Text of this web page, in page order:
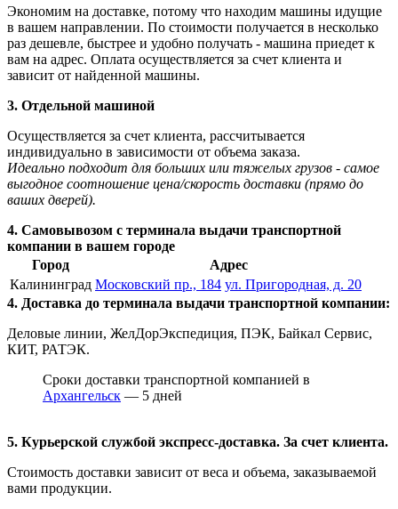
Экономим на доставке, потому что находим машины идущие
в вашем направлении. По стоимости получается в несколько
раз дешевле, быстрее и удобно получать - машина приедет к
вам на адрес. Оплата осуществляется за счет клиента и
зависит от найденной машины.
3. Отдельной машиной
Осуществляется за счет клиента, рассчитывается
индивидуально в зависимости от объема заказа.
Идеально подходит для больших или тяжелых грузов - самое
выгодное соотношение цена/скорость доставки (прямо до
ваших дверей).
4. Самовывозом с терминала выдачи транспортной
компании в вашем городе
Город
Адрес
Калининград Московский пр., 184 ул. Пригородная, д. 20
4. Доставка до терминала выдачи транспортной компании:
Деловые линии, ЖелДорЭкспедиция, ПЭК, Байкал Сервис,
КИТ, РАТЭК.
Сроки доставки транспортной компанией в
Архангельск — 5 дней
5. Курьерской службой экспресс-доставка. За счет клиента.
Стоимость доставки зависит от веса и объема, заказываемой
вами продукции.